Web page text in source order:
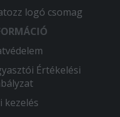
logó csomag
Értékelési
kezelés